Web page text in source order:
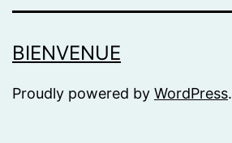
BIENVENUE
Proudly powered by WordPress.